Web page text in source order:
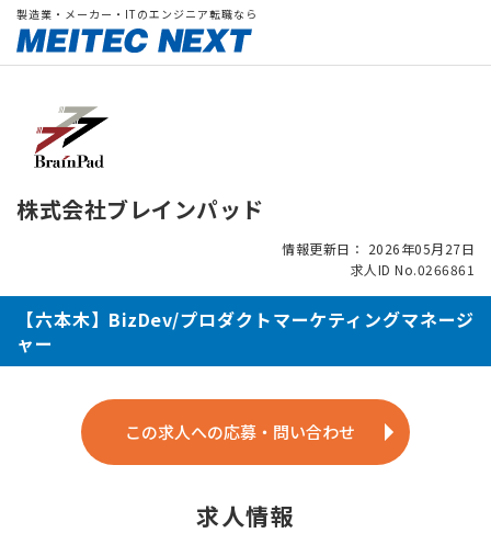
製造業・メーカー・ITのエンジニア転職なら
株式会社ブレインパッド
情報更新日： 2026年05月27日
求人ID No.0266861
【六本木】BizDev/プロダクトマーケティングマネージ
ャー
この求人への応募・問い合わせ
求人情報